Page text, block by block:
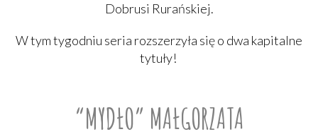
Dobrusi Rurańskiej.
W tym tygodniu seria rozszerzyła się o dwa kapitalne
tytuły!
“MYDŁO” MAŁGORZATA